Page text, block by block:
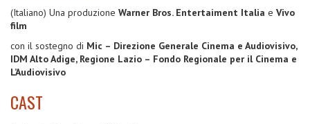
(Italiano) Una produzione Warner Bros. Entertaiment Italia e Vivo
film
con il sostegno di Mic – Direzione Generale Cinema e Audiovisivo,
IDM Alto Adige, Regione Lazio – Fondo Regionale per il Cinema e
L’Audiovisivo
CAST